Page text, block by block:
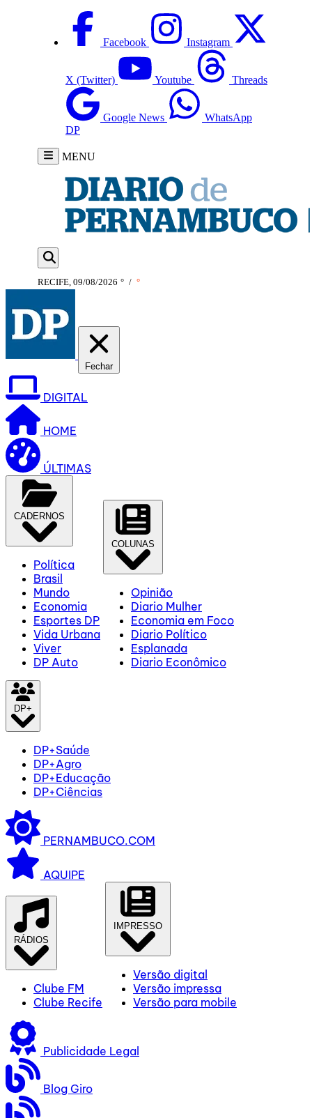
Facebook Instagram
X (Twitter) Youtube Threads
Google News
WhatsApp
DP
MENU
RECIFE, 09/08/2026 ° / °
Fechar
DIGITAL
HOME
ÚLTIMAS
CADERNOS
Política
Brasil
Mundo
Economia
Esportes DP
Vida Urbana
Viver
DP Auto
COLUNAS
Opinião
Diario Mulher
Economia em Foco
Diario Político
Esplanada
Diario Econômico
DP+
DP+Saúde
DP+Agro
DP+Educação
DP+Ciências
PERNAMBUCO.COM
AQUIPE
RÁDIOS
Clube FM
Clube Recife
IMPRESSO
Versão digital
Versão impressa
Versão para mobile
Publicidade Legal
Blog Giro